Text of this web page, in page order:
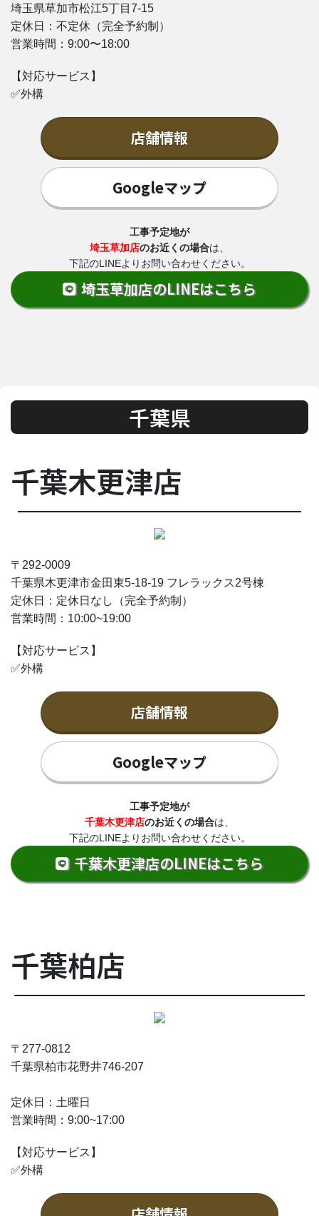
埼玉県草加市松江5丁目7-15
定休日：不定休（完全予約制）
営業時間：9:00〜18:00
【対応サービス】
✅外構
店舗情報
Googleマップ
工事予定地が
埼玉草加店のお近くの場合は、
下記のLINEよりお問い合わせください。
埼玉草加店のLINEはこちら
千葉県
千葉木更津店
〒292-0009
千葉県木更津市金田東5-18-19 フレラックス2号棟
定休日：定休日なし（完全予約制）
営業時間：10:00~19:00
【対応サービス】
✅外構
店舗情報
Googleマップ
工事予定地が
千葉木更津店のお近くの場合は、
下記のLINEよりお問い合わせください。
千葉木更津店のLINEはこちら
千葉柏店
〒277-0812
千葉県柏市花野井746-207
定休日：土曜日
営業時間：9:00~17:00
【対応サービス】
✅外構